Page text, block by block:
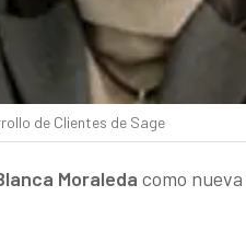
de Clientes de Sage
Moraleda como nueva